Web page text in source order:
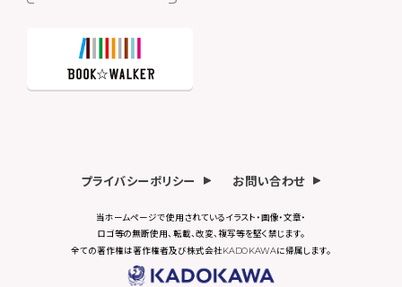
プライバシーポリシー お問い合わせ
当ホームページで使用されているイラスト・画像・文章・
ロゴ等の無断使用、転載、改変、複写等を堅く禁じます。
全ての著作権は著作権者及び株式会社KADOKAWAに帰属します。